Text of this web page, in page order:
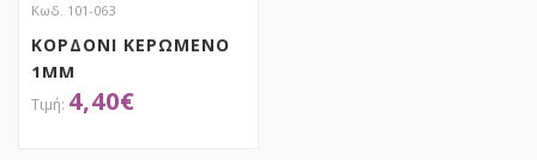
Κωδ. 101-063
ΚΟΡΔΟΝΙ ΚΕΡΩΜΕΝΟ
1MM
4,40€